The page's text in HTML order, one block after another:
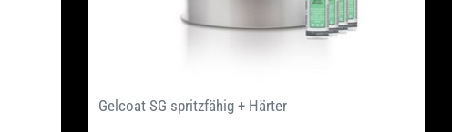
Gelcoat SG spritzfähig + Härter